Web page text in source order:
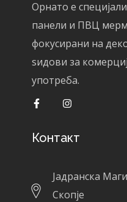
Орнато е
панели и ПВЦ
фокусирани на
ѕидови за
употреба.
Контакт
Јадранска
Скопје